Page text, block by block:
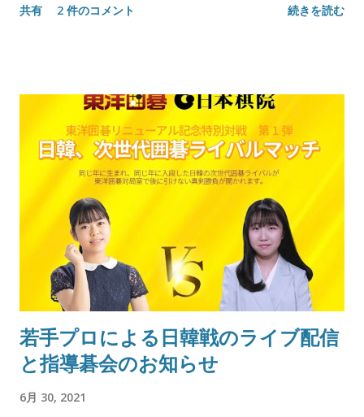
共有 2 件のコメント 続きを読む
若手プロによる日韓戦のライブ配信
と指導碁会のお知らせ
6月 30, 2021